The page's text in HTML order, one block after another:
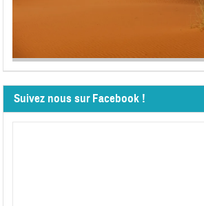
Suivez nous sur Facebook !